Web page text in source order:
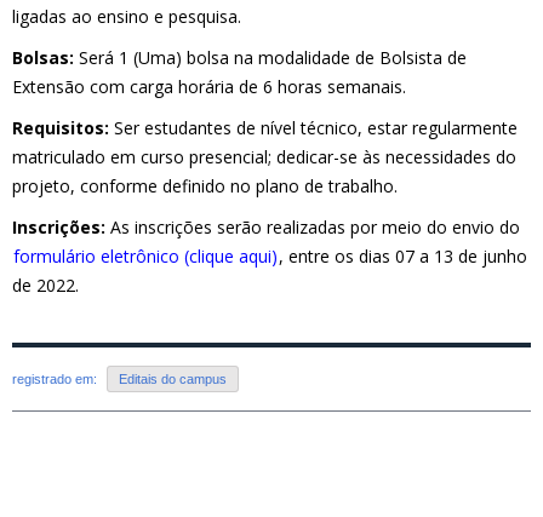
ligadas ao ensino e pesquisa.
Bolsas: Será 1 (Uma) bolsa na modalidade de Bolsista de
Extensão com carga horária de 6 horas semanais.
Requisitos: Ser estudantes de nível técnico, estar regularmente
matriculado em curso presencial; dedicar-se às necessidades do
projeto, conforme definido no plano de trabalho.
Inscrições: As inscrições serão realizadas por meio do envio do
formulário eletrônico (clique aqui), entre os dias 07 a 13 de junho
de 2022.
registrado em: Editais do campus